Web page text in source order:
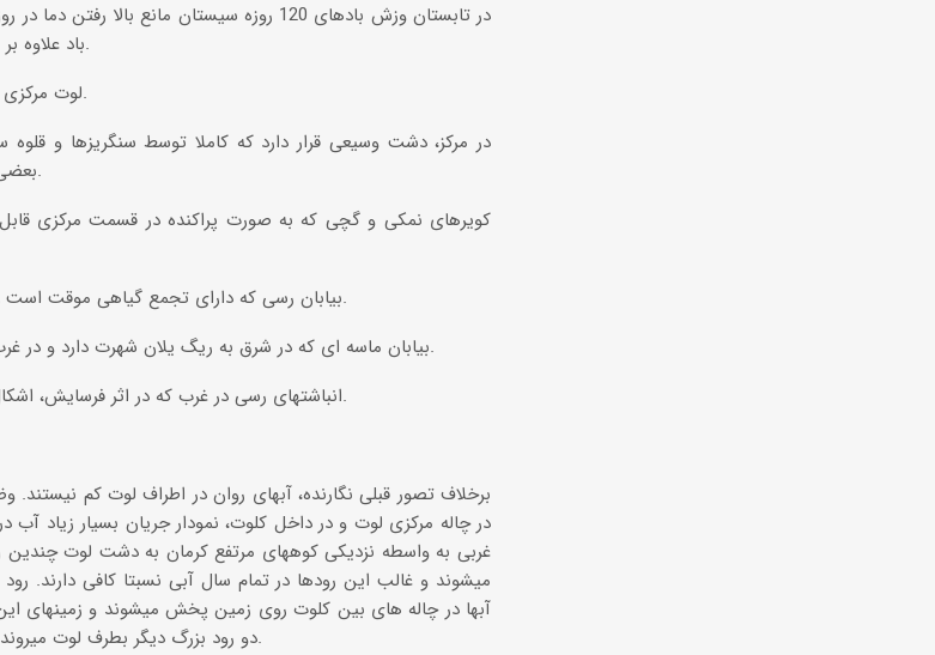
در تابستان وزش بادهای 120 روزه سیستان مانع
باد علاوه بر نقش تخریبی خود، عامل تعدیل دما در لوت است.
لوت مرکزی از نظر ساختار ظاهری به 5 بخش تقسیم می شود.
بعضی کارشناسان معتقدند این منطقه فاقد حیات است.
3-بیابان رسی که دارای تجمع گیاهی موقت است و عمدتا در شمال و جنوب لوت مرکزی قرار دارند.
4-بیابان ماسه ای که در شرق به ریگ یلان شهرت دارد و در غرب مابین کلوت های پراکنده قابل مشاهده است.
5-انباشتهای رسی در غرب که در اثر فرسایش، اشکال مختلفی پیدا کرده اند و به کلوت شهرت دارند.
برخلاف تصور قبلی نگارنده، آبهای روان در اطراف لوت کم
در چاله مرکزی لوت و در داخل کلوت، نمودار جریان بسیار زیاد
غربی به واسطه نزدیکی کوههای مرتفع کرمان به دشت لوت چندین
میشوند و غالب این رودها در تمام سال آبی‏ نسبتا کافی دارند.
آبها در چاله‏ های بین کلوت روی زمین‏ پخش میشوند و زمینهای
دو رود بزرگ دیگر بطرف لوت میروند که مقدار کمی از آب آنها به مصرف آبیاری میرسد.